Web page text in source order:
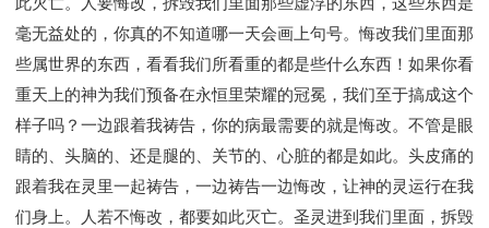
毫无益处的，你真的不知道哪一天会画上句号。悔改我们里面那
些属世界的东西，看看我们所看重的都是些什么东西！如果你看
重天上的神为我们预备在永恒里荣耀的冠冕，我们至于搞成这个
样子吗？一边跟着我祷告，你的病最需要的就是悔改。不管是眼
睛的、头脑的、还是腿的、关节的、心脏的都是如此。头皮痛的
跟着我在灵里一起祷告，一边祷告一边悔改，让神的灵运行在我
们身上。人若不悔改，都要如此灭亡。圣灵进到我们里面，拆毁